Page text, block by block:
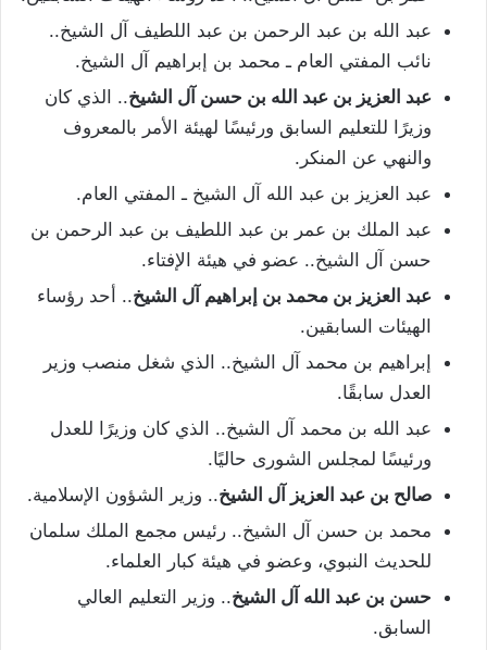
عبد الله بن عبد الرحمن بن عبد اللطيف آل الشيخ..
نائب المفتي العام ـ محمد بن إبراهيم آل الشيخ.
عبد العزيز بن عبد الله بن حسن آل الشيخ.. الذي كان
وزيرًا للتعليم السابق ورئيسًا لهيئة الأمر بالمعروف
والنهي عن المنكر.
عبد العزيز بن عبد الله آل الشيخ ـ المفتي العام.
عبد الملك بن عمر بن عبد اللطيف بن عبد الرحمن بن
حسن آل الشيخ.. عضو في هيئة الإفتاء.
عبد العزيز بن محمد بن إبراهيم آل الشيخ.. أحد رؤساء
الهيئات السابقين.
إبراهيم بن محمد آل الشيخ.. الذي شغل منصب وزير
العدل سابقًا.
عبد الله بن محمد آل الشيخ.. الذي كان وزيرًا للعدل
ورئيسًا لمجلس الشورى حاليًا.
صالح بن عبد العزيز آل الشيخ.. وزير الشؤون الإسلامية.
محمد بن حسن آل الشيخ.. رئيس مجمع الملك سلمان
للحديث النبوي، وعضو في هيئة كبار العلماء.
حسن بن عبد الله آل الشيخ.. وزير التعليم العالي
السابق.